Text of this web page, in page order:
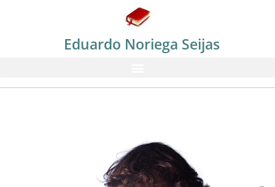
Eduardo Noriega Seijas